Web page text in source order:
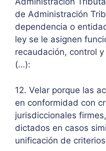
de Administración
dependencia o
ley se le asignen
recaudación, control
(…):
12. Velar porque las
en conformidad con
jurisdiccionales
dictados en casos
unificación de